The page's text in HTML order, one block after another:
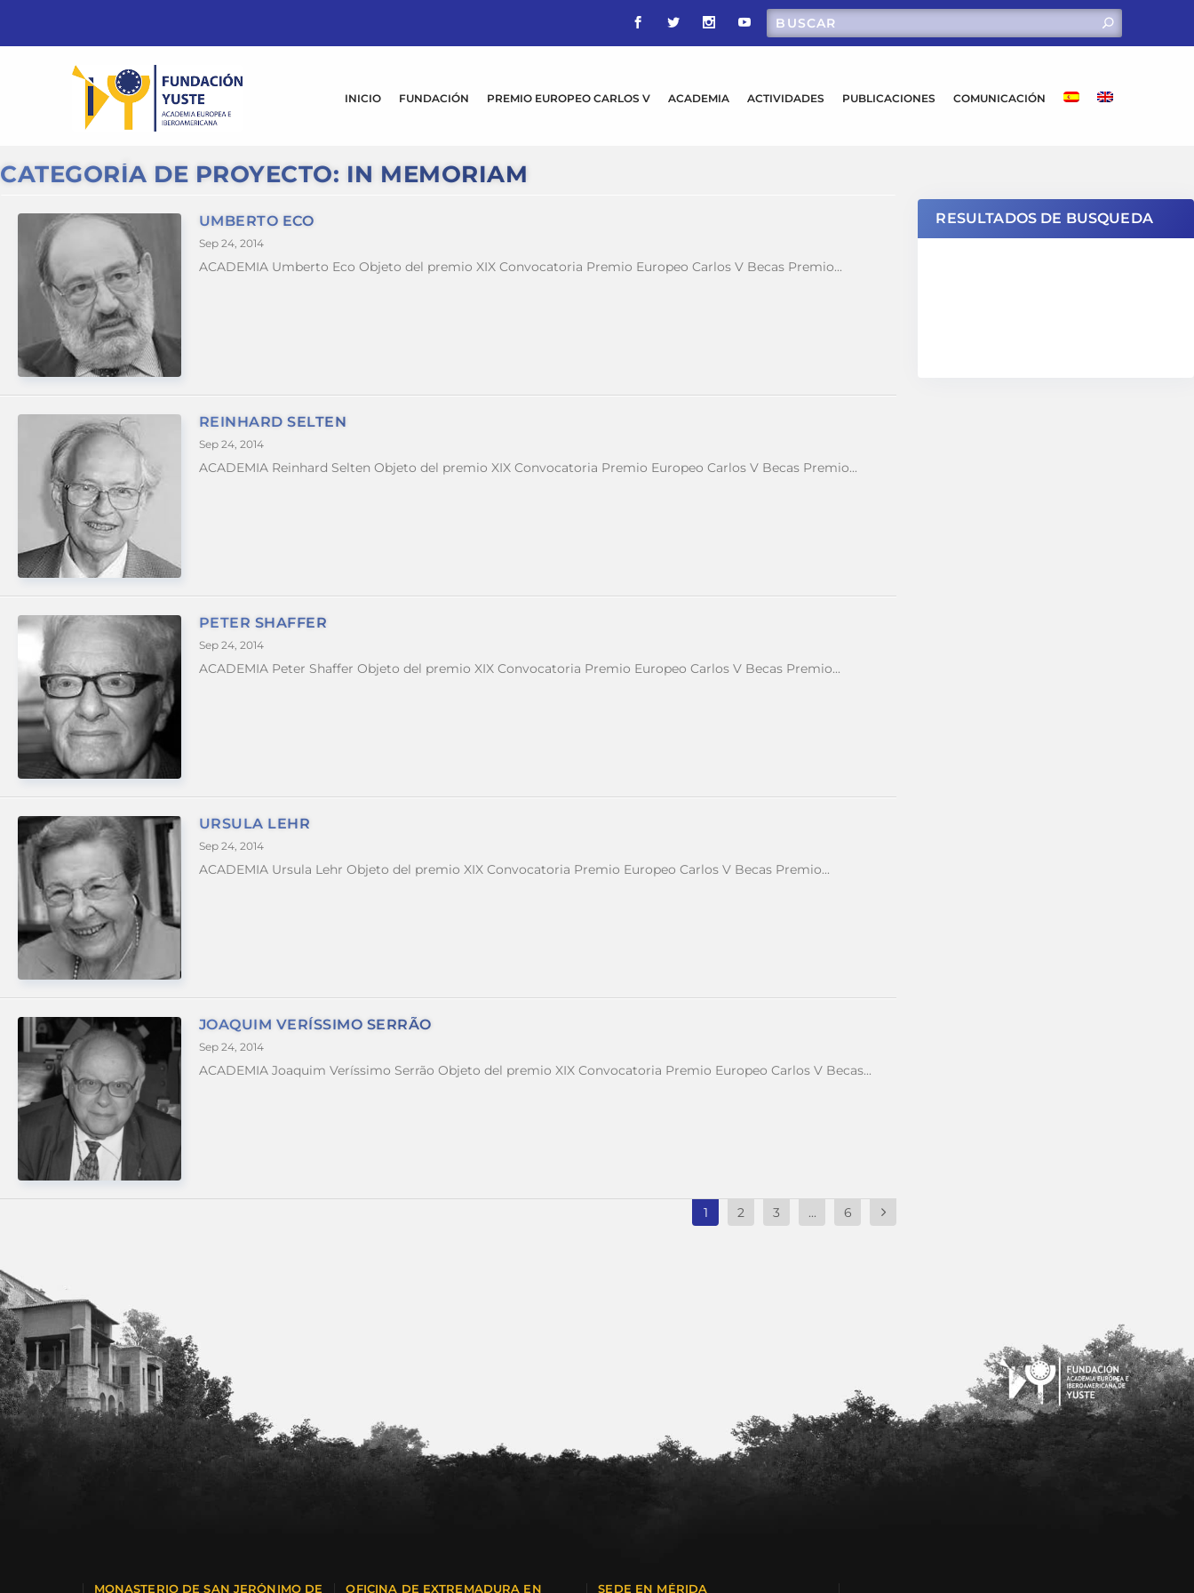
INICIO FUNDACIÓN PREMIO EUROPEO CARLOS V ACADEMIA ACTIVIDADES PUBLICACIONES COMUNICACIÓN
CATEGORÍA DE PROYECTO: IN MEMORIAM
UMBERTO ECO
Sep 24, 2014
ACADEMIA Umberto Eco Objeto del premio XIX Convocatoria Premio Europeo Carlos V Becas Premio...
REINHARD SELTEN
Sep 24, 2014
ACADEMIA Reinhard Selten Objeto del premio XIX Convocatoria Premio Europeo Carlos V Becas Premio...
PETER SHAFFER
Sep 24, 2014
ACADEMIA Peter Shaffer Objeto del premio XIX Convocatoria Premio Europeo Carlos V Becas Premio...
URSULA LEHR
Sep 24, 2014
ACADEMIA Ursula Lehr Objeto del premio XIX Convocatoria Premio Europeo Carlos V Becas Premio...
JOAQUIM VERÍSSIMO SERRÃO
Sep 24, 2014
ACADEMIA Joaquim Veríssimo Serrão Objeto del premio XIX Convocatoria Premio Europeo Carlos V Becas...
1 2 3 ... 6
RESULTADOS DE BUSQUEDA
MONASTERIO DE SAN JERÓNIMO DE
OFICINA DE EXTREMADURA EN
SEDE EN MÉRIDA